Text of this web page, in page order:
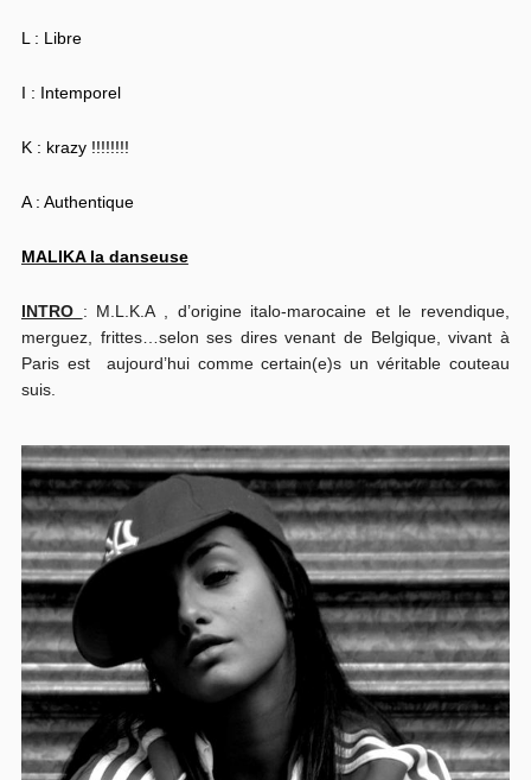
L : Libre
I : Intemporel
K : krazy !!!!!!!!
A : Authentique
MALIKA la danseuse
INTRO : M.L.K.A , d’origine italo-marocaine et le revendique,
merguez, frittes…selon ses dires venant de Belgique, vivant à
Paris est aujourd’hui comme certain(e)s un véritable couteau
suis.